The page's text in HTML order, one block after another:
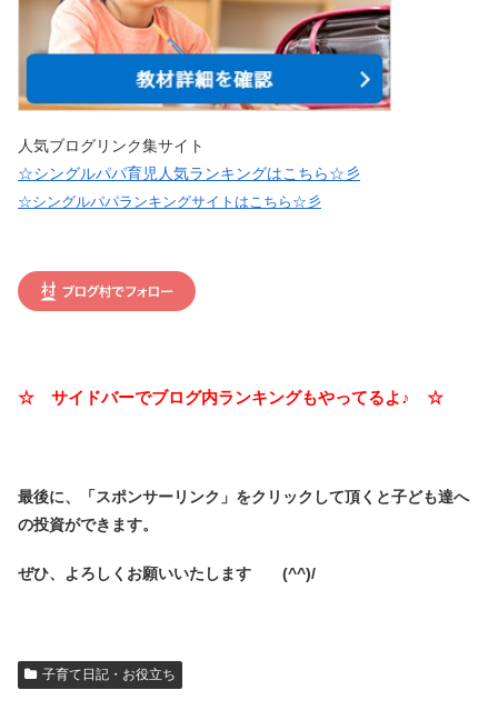
人気ブログリンク集サイト
☆シングルパパ育児人気ランキングはこちら☆彡
☆シングルパパランキングサイトはこちら☆彡
☆ サイドバーでブログ内ランキングもやってるよ♪ ☆
最後に、「スポンサーリンク」をクリックして頂くと子ども達へ
の投資ができます。
ぜひ、よろしくお願いいたします (^^)/
子育て日記・お役立ち